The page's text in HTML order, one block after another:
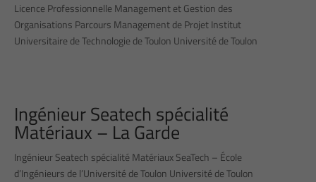
Licence Professionnelle Management et Gestion des
Organisations Parcours Management de Projet Institut
Universitaire de Technologie de Toulon Université de Toulon
Ingénieur Seatech spécialité
Matériaux – La Garde
Ingénieur Seatech spécialité Matériaux SeaTech – École
d’Ingénieurs de l’Université de Toulon Université de Toulon